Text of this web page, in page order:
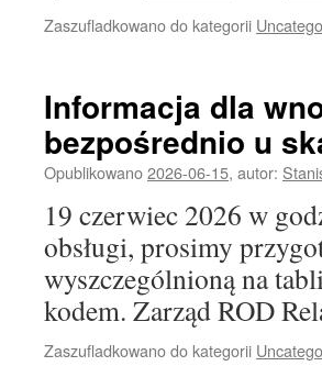
Zaszufladkowano do kategorii
Informacja dla
bezpośrednio u
Opublikowano2026-06-15, autor:
19 czerwiec 2026 w
obsługi, prosimy
wyszczególnioną na
kodem. Zarząd ROD
Zaszufladkowano do kategorii